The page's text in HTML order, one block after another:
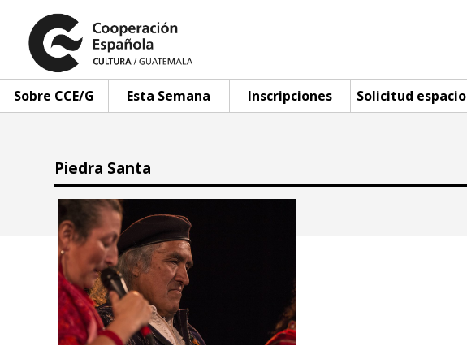
Sobre CCE/G Esta Semana Inscripciones Solicitud espacio
Piedra Santa